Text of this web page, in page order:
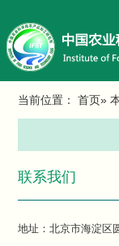
当前位置：首页»
联系我们
地址：北京市海淀区